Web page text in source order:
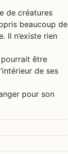
de créatures
beaucoup de
Il n’existe rien
pourrait être
de ses
pour son